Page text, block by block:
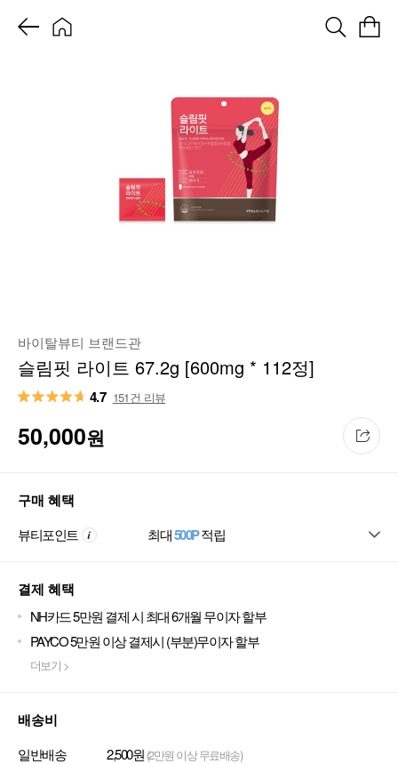
바이탈뷰티 브랜드관
슬림핏 라이트 67.2g [600mg * 112정]
4.7 151건 리뷰
50,000원
구매 혜택
뷰티포인트 최대500P적립
결제 혜택
NH카드 5만원 결제 시 최대 6개월 무이자 할부
PAYCO 5만원 이상 결제시 (부분)무이자 할부
더보기 >
배송비
일반배송 2,500원 (2만원 이상 무료배송)